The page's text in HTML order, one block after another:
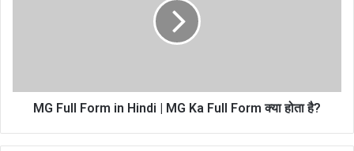
MG Full Form in Hindi | MG Ka Full Form क्या होता है?